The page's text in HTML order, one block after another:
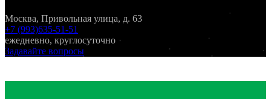
Москва, Привольная улица, д. 63
+7 (993)635-51-51
ежедневно, круглосуточно
Задавайте вопросы